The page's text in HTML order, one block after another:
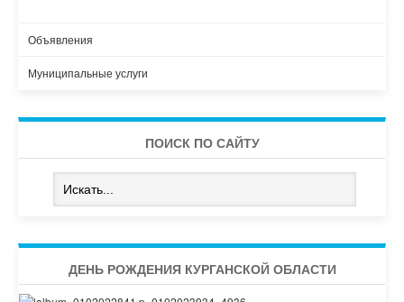
Объявления
Муниципальные услуги
ПОИСК ПО САЙТУ
ДЕНЬ РОЖДЕНИЯ КУРГАНСКОЙ ОБЛАСТИ